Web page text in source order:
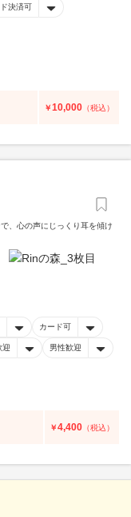
決済可
￥10,000 （税込）
、心の声にじっくり耳を傾け
カード可
迎 男性歓迎
￥4,400 （税込）